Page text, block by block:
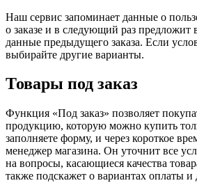
Наш сервис запоминает данные о
о заказе и в следующий раз предложит
данные предыдущего заказа. Если
выбирайте другие варианты.
Товары под заказ
Функция «Под заказ» позволяет
продукцию, которую можно купить
заполняете форму, и через короткое
менеджер магазина. Он уточнит все
на вопросы, касающиеся качества
также подскажет о вариантах оплаты и